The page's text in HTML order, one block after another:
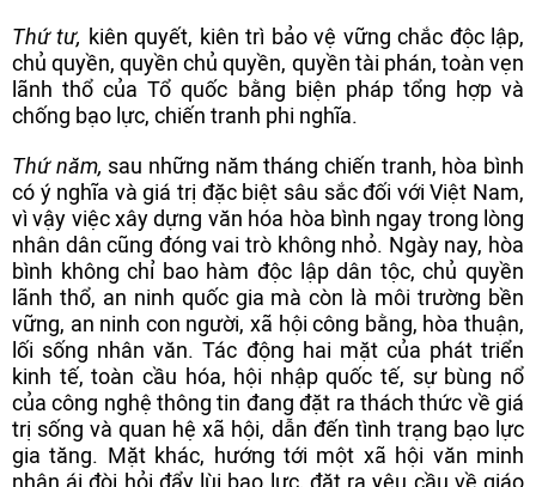
Thứ tư, kiên quyết, kiên trì bảo vệ vững chắc độc lập,
chủ quyền, quyền chủ quyền, quyền tài phán, toàn vẹn
lãnh thổ của Tổ quốc bằng biện pháp tổng hợp và
chống bạo lực, chiến tranh phi nghĩa.
Thứ năm, sau những năm tháng chiến tranh, hòa bình
có ý nghĩa và giá trị đặc biệt sâu sắc đối với Việt Nam,
vì vậy việc xây dựng văn hóa hòa bình ngay trong lòng
nhân dân cũng đóng vai trò không nhỏ. Ngày nay, hòa
bình không chỉ bao hàm độc lập dân tộc, chủ quyền
lãnh thổ, an ninh quốc gia mà còn là môi trường bền
vững, an ninh con người, xã hội công bằng, hòa thuận,
lối sống nhân văn. Tác động hai mặt của phát triển
kinh tế, toàn cầu hóa, hội nhập quốc tế, sự bùng nổ
của công nghệ thông tin đang đặt ra thách thức về giá
trị sống và quan hệ xã hội, dẫn đến tình trạng bạo lực
gia tăng. Mặt khác, hướng tới một xã hội văn minh
nhân ái đòi hỏi đẩy lùi bạo lực, đặt ra yêu cầu về giáo